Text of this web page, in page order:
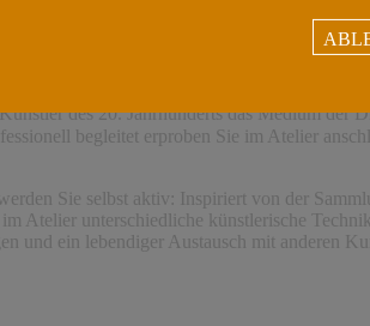
des 20. Jahrhunderts das Medium
begleitet erproben Sie im Atelier
Sie selbst aktiv: Inspiriert von der
Atelier unterschiedliche künstlerische
und ein lebendiger Austausch mit anderen